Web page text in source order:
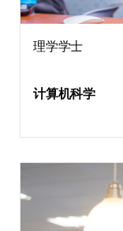
理学学士
计算机科学